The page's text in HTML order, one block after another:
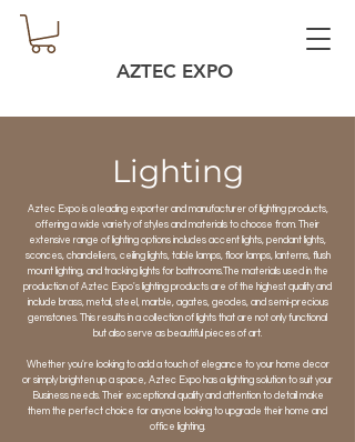
AZTEC EXPO
Lighting
Aztec Expo is a leading exporter and manufacturer of lighting products,
offering a wide variety of styles and materials to choose from. Their
extensive range of lighting options includes accent lights, pendant lights,
sconces, chandeliers, ceiling lights, table lamps, floor lamps, lanterns, flush
mount lighting, and tracking lights for bathrooms.The materials used in the
production of Aztec Expo's lighting products are of the highest quality and
include brass, metal, steel, marble, agates, geodes, and semi-precious
gemstones. This results in a collection of lights that are not only functional
but also serve as beautiful pieces of art.
Whether you're looking to add a touch of elegance to your home decor
or simply brighten up a space, Aztec Expo has a lighting solution to suit your
Business needs. Their exceptional quality and attention to detail make
them the perfect choice for anyone looking to upgrade their home and
office lighting.